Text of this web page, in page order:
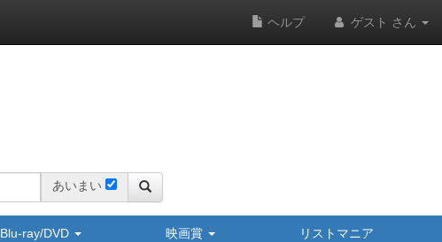
ヘルプ ゲスト さん
あいまい
Blu-ray/DVD 映画賞 リストマニア